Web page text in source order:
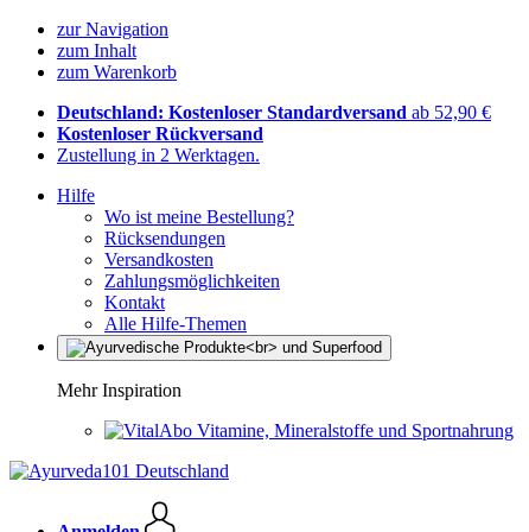
zur Navigation
zum Inhalt
zum Warenkorb
Deutschland: Kostenloser Standardversand ab 52,90 €
Kostenloser Rückversand
Zustellung in 2 Werktagen.
Hilfe
Wo ist meine Bestellung?
Rücksendungen
Versandkosten
Zahlungsmöglichkeiten
Kontakt
Alle Hilfe-Themen
Mehr Inspiration
Vitamine, Mineralstoffe und Sportnahrung